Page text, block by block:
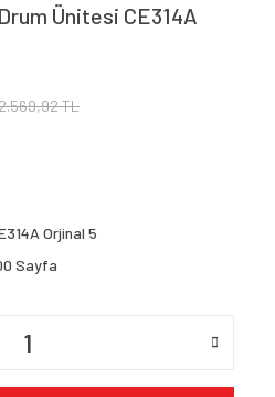
Ünitesi CE314A
TL
Orjinal 5
Sayfa